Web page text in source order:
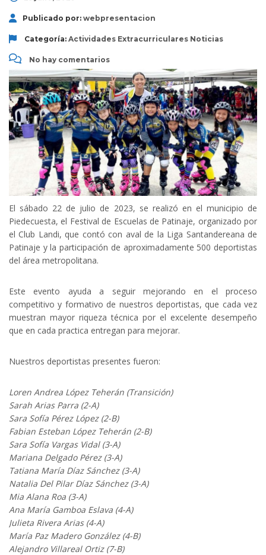
Publicado por: webpresentacion
Categoría: Actividades Extracurriculares Noticias
No hay comentarios
El sábado 22 de julio de 2023, se realizó en el municipio de
Piedecuesta, el Festival de Escuelas de Patinaje, organizado por
el Club Landi, que contó con aval de la Liga Santandereana de
Patinaje y la participación de aproximadamente 500 deportistas
del área metropolitana.
Este evento ayuda a seguir mejorando en el proceso
competitivo y formativo de nuestros deportistas, que cada vez
muestran mayor riqueza técnica por el excelente desempeño
que en cada practica entregan para mejorar.
Nuestros deportistas presentes fueron:
Loren Andrea López Teherán (Transición)
Sarah Arias Parra (2-A)
Sara Sofía Pérez López (2-B)
Fabian Esteban López Teherán (2-B)
Sara Sofía Vargas Vidal (3-A)
Mariana Delgado Pérez (3-A)
Tatiana María Díaz Sánchez (3-A)
Natalia Del Pilar Díaz Sánchez (3-A)
Mia Alana Roa (3-A)
Ana María Gamboa Eslava (4-A)
Julieta Rivera Arias (4-A)
María Paz Madero González (4-B)
Alejandro Villareal Ortiz (7-B)